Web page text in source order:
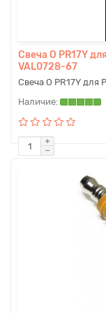
Свеча O PR17Y
VAL0728-67
Свеча O PR17Y для